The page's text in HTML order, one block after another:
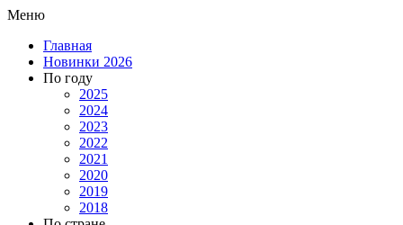
Меню
Главная
Новинки 2026
По году
2025
2024
2023
2022
2021
2020
2019
2018